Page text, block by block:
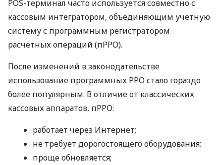
POS-терминал часто используется совместно с
кассовым интегратором, объединяющим учетную
систему с программным регистратором
расчетных операций (пРРО).
После изменений в законодательстве
использование программных РРО стало гораздо
более популярным. В отличие от классических
кассовых аппаратов, пРРО:
работает через Интернет;
не требует дорогостоящего оборудования;
проще обновляется;